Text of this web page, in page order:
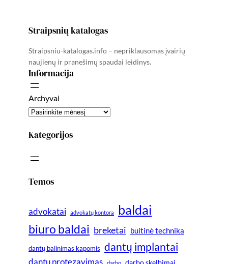
Straipsnių katalogas
Straipsniu-katalogas.info – nepriklausomas įvairių
naujienų ir pranešimų spaudai leidinys.
Informacija
Archyvai
Kategorijos
Temos
advokatai advokatų kontora baldai
biuro baldai breketai buitinė technika
dantų balinimas kapomis dantų implantai
dantų protezavimas darbo darbo skelbimai